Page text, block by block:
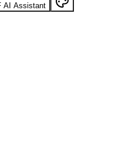
AI Assistant